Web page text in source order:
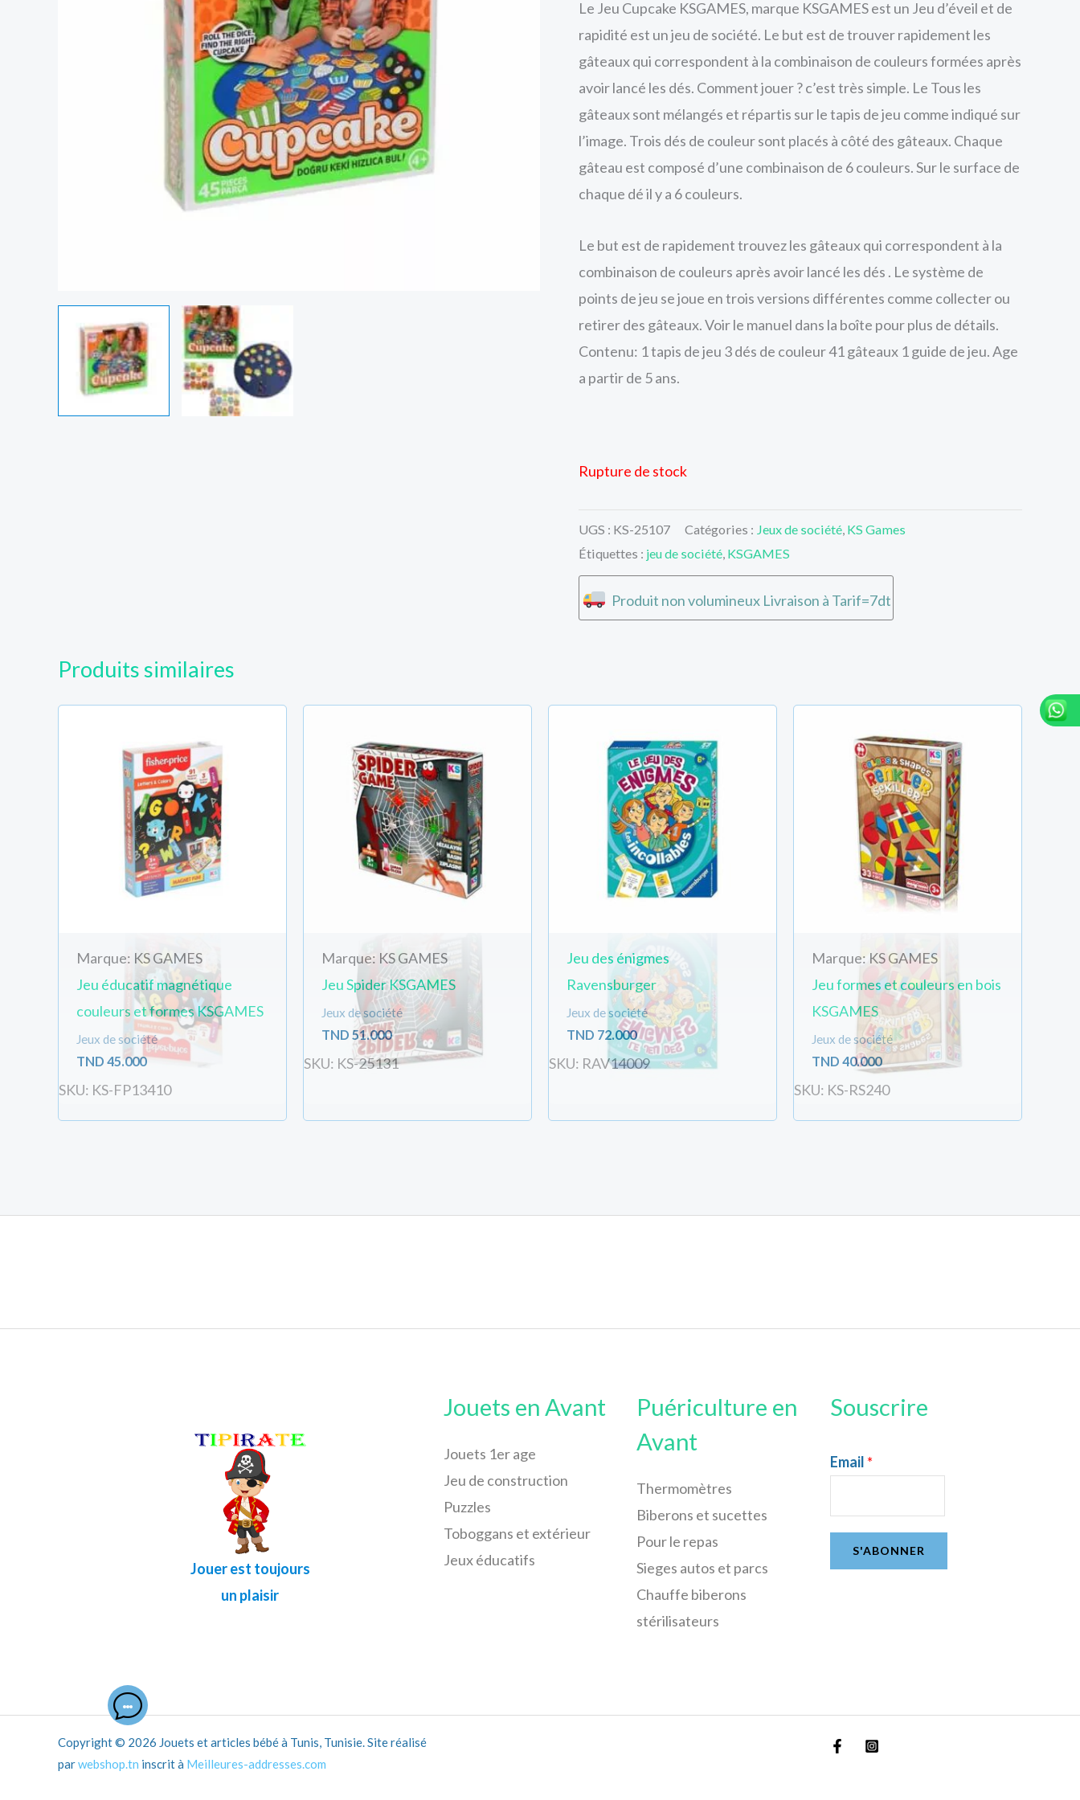
Commande rapide de 1 pièce de Jeu Cupcake KSGAMES
Votre nom
District
Votre adresse
Total:
Créer votre compte/se connecter rapidement et
Votre compte sera crée avec l'email et les données entrées au dessus (ou connecté s'il existe déjà).
Le Jeu Cupcake KSGAMES, marque KSGAMES est un Jeu d’éveil et de
rapidité est un jeu de société. Le but est de trouver rapidement les
gâteaux qui correspondent à la combinaison de couleurs formées après
avoir lancé les dés. Comment jouer ? c’est très simple. Le Tous les
gâteaux sont mélangés et répartis sur le tapis de jeu comme indiqué sur
l’image. Trois dés de couleur sont placés à côté des gâteaux. Chaque
gâteau est composé d’une combinaison de 6 couleurs. Sur le surface de
chaque dé il y a 6 couleurs.
Le but est de rapidement trouvez les gâteaux qui correspondent à la
combinaison de couleurs après avoir lancé les dés . Le système de
points de jeu se joue en trois versions différentes comme collecter ou
retirer des gâteaux. Voir le manuel dans la boîte pour plus de détails.
Contenu: 1 tapis de jeu 3 dés de couleur 41 gâteaux 1 guide de jeu. Age
a partir de 5 ans.
Rupture de stock
UGS : KS-25107 Catégories : Jeux de société KS Games
Étiquettes : jeu de société KSGAMES
Produit non volumineux Livraison à Tarif=7dt
Produits similaires
Marque: KS GAMES
Jeu éducatif magnétique
couleurs et formes KSGAMES
Jeux de société
TND 45.000
SKU: KS-FP13410
Marque: KS GAMES
Jeu Spider KSGAMES
Jeux de société
TND 51.000
SKU: KS-25131
Jeu des énigmes
Ravensburger
Jeux de société
TND 72.000
SKU: RAV14009
Marque: KS GAMES
Jeu formes et couleurs en bois
KSGAMES
Jeux de société
TND 40.000
SKU: KS-RS240
Jouer est toujours
un plaisir
Jouets en Avant
Jouets 1er age
Jeu de construction
Puzzles
Toboggans et extérieur
Jeux éducatifs
Puériculture en
Avant
Thermomètres
Biberons et sucettes
Pour le repas
Sieges autos et parcs
Chauffe biberons
stérilisateurs
Souscrire
Email *
S'ABONNER
Copyright © 2026 Jouets et articles bébé à Tunis, Tunisie. Site réalisé
parwebshop.tn inscrit à Meilleures-addresses.com